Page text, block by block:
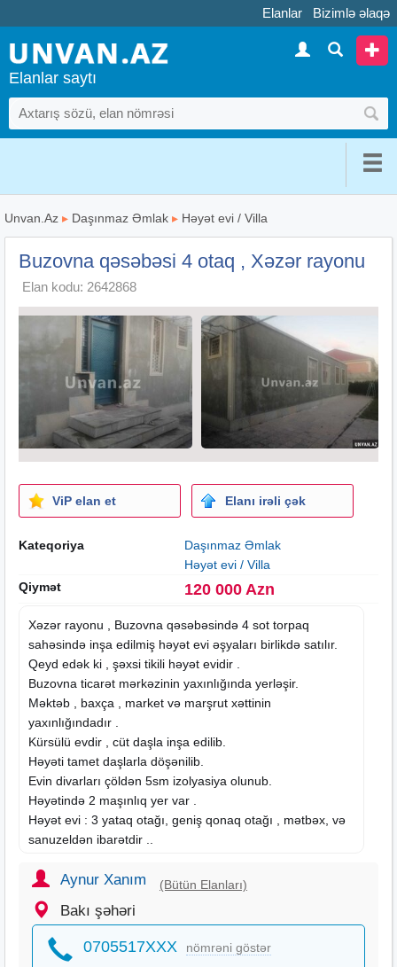
Elanlar Bizimlə əlaqə
Elanlar saytı
Unvan.Az ▸ Daşınmaz Əmlak ▸ Həyət evi / Villa
Buzovna qəsəbəsi 4 otaq , Xəzər rayonu
Elan kodu: 2642868
ViP elan et Elanı irəli çək
Kateqoriya
Daşınmaz Əmlak
Həyət evi / Villa
Qiymət
120 000 Azn
Xəzər rayonu , Buzovna qəsəbəsində 4 sot torpaq
sahəsində inşa edilmiş həyət evi əşyaları birlikdə satılır.
Qeyd edək ki , şəxsi tikili həyət evidir .
Buzovna ticarət mərkəzinin yaxınlığında yerləşir.
Məktəb , baxça , market və marşrut xəttinin
yaxınlığındadır .
Kürsülü evdir , cüt daşla inşa edilib.
Həyəti tamet daşlarla döşənilib.
Evin divarları çöldən 5sm izolyasiya olunub.
Həyətində 2 maşınlıq yer var .
Həyət evi : 3 yataq otağı, geniş qonaq otağı , mətbəx, və
sanuzeldən ibarətdir ..
anbarı vardır.
Ayrıca 4 tonluq su çəni də var
Torpaq sahəsi : 4 sot
Evin ümumi sahəsi : 170 kv.m
Sənəd : Bağlar sənədi
Aynur Xanım (Bütün Elanları)
Bakı şəhəri
0705517XXX nömrəni göstər